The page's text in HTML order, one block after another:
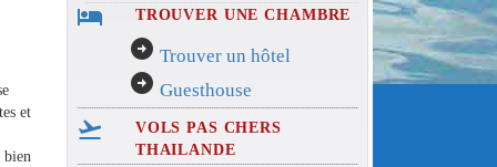
et
bien
hotel TROUVER UNE CHAMBRE
arrow_circle_right Trouver un hôtel
arrow_circle_right Guesthouse
flight_takeoff
VOLS PAS CHERS
THAILANDE